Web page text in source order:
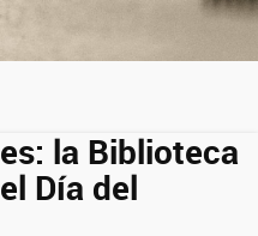
la Biblioteca
Día del